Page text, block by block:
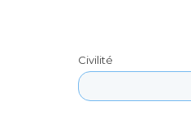
Civilité